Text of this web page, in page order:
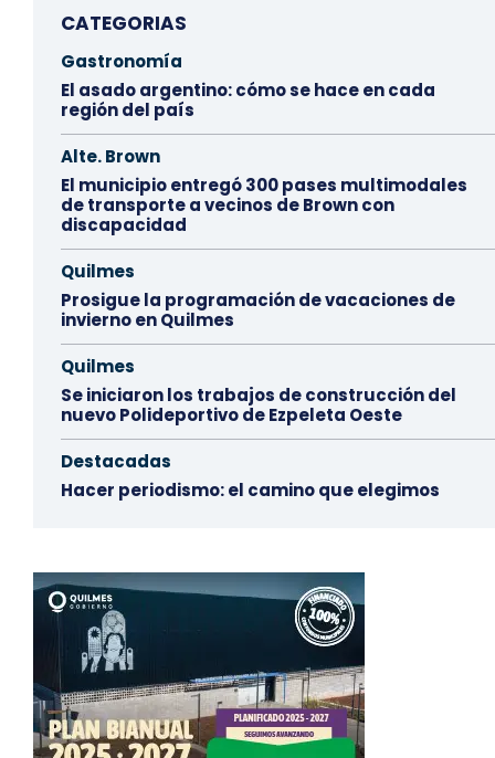
CATEGORIAS
Gastronomía
El asado argentino: cómo se hace en cada
región del país
Alte. Brown
El municipio entregó 300 pases multimodales
de transporte a vecinos de Brown con
discapacidad
Quilmes
Prosigue la programación de vacaciones de
invierno en Quilmes
Quilmes
Se iniciaron los trabajos de construcción del
nuevo Polideportivo de Ezpeleta Oeste
Destacadas
Hacer periodismo: el camino que elegimos